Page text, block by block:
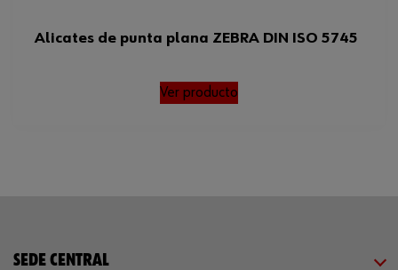
Alicates de punta plana ZEBRA DIN ISO 5745
Ver producto
SEDE CENTRAL